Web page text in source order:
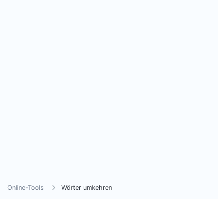
Online-Tools Wörter umkehren